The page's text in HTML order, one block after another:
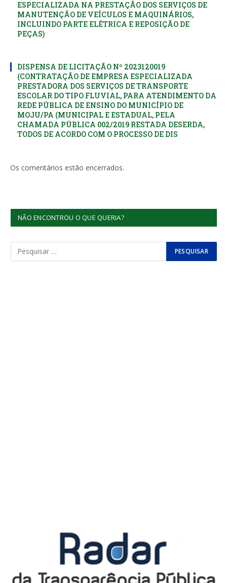
ESPECIALIZADA NA PRESTAÇÃO DOS SERVIÇOS DE
MANUTENÇÃO DE VEÍCULOS E MAQUINÁRIOS,
INCLUINDO PARTE ELÉTRICA E REPOSIÇÃO DE
PEÇAS)
DISPENSA DE LICITAÇÃO Nº 2023120019
(CONTRATAÇÃO DE EMPRESA ESPECIALIZADA
PRESTADORA DOS SERVIÇOS DE TRANSPORTE
ESCOLAR DO TIPO FLUVIAL, PARA ATENDIMENTO DA
REDE PÚBLICA DE ENSINO DO MUNICÍPIO DE
MOJU/PA (MUNICIPAL E ESTADUAL, PELA
CHAMADA PÚBLICA 002/2019 RESTADA DESERDA,
TODOS DE ACORDO COM O PROCESSO DE DIS
Os comentários estão encerrados.
NÃO ENCONTROU O QUE QUERIA?